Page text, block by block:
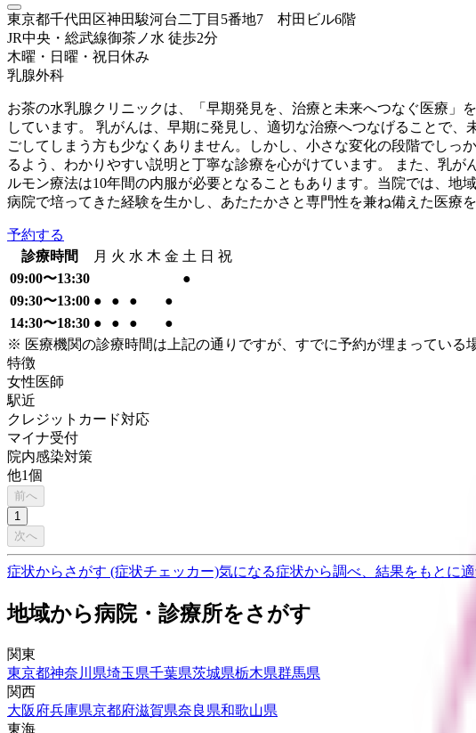
東京都千代田区神田駿河台二丁目5番地7 村田ビル6階
JR中央・総武線御茶ノ水 徒歩2分
木曜・日曜・祝日 休み
乳腺外科
お茶の水乳腺クリニックは、「早期発見を、治療と未来へつなぐ医療
しています。 乳がんは、早期に発見し、適切な治療へつなげることで
ごしてしまう方も少なくありません。しかし、小さな変化の段階でし
るよう、わかりやすい説明と丁寧な診療を心がけています。 また、乳
ルモン療法は10年間の内服が必要となることもあります。当院では、
病院で培ってきた経験を生かし、あたたかさと専門性を兼ね備えた医療
予約する
診療時間
月 火 水 木 金 土 日 祝
09:00〜13:30
●
09:30〜13:00 ● ● ●
●
14:30〜18:30 ● ● ●
●
※ 医療機関の診療時間は上記の通りですが、すでに予約が埋まってい
特徴
女性医師
駅近
クレジットカード対応
マイナ受付
院内感染対策
他1個
前へ
1
次へ
症状からさがす (症状チェッカー)気になる症状から調べ、結果をもとに
地域から病院・診療所をさがす
関東
東京都神奈川県埼玉県千葉県茨城県栃木県群馬県
関西
大阪府兵庫県京都府滋賀県奈良県和歌山県
東海